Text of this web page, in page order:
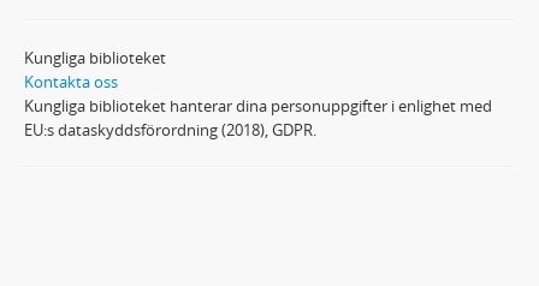
Kungliga biblioteket
Kontakta oss
Kungliga biblioteket hanterar dina personuppgifter i enlighet med
EU:s dataskyddsförordning (2018), GDPR.